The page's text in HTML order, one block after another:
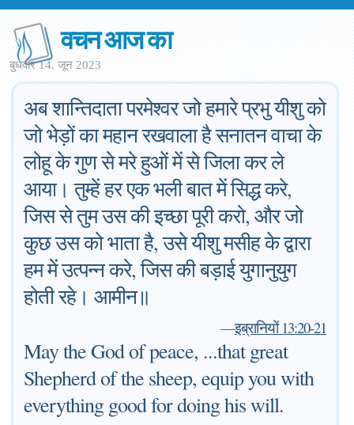
वचन आज का
बुधवार 14. जून 2023
अब शान्तिदाता परमेश्वर जो हमारे प्रभु यीशु को
जो भेड़ों का महान रखवाला है सनातन वाचा के
लोहू के गुण से मरे हुओं में से जिला कर ले
आया। तुम्हें हर एक भली बात में सिद्ध करे,
जिस से तुम उस की इच्छा पूरी करो, और जो
कुछ उस को भाता है, उसे यीशु मसीह के द्वारा
हम में उत्पन्न करे, जिस की बड़ाई युगानुयुग
होती रहे। आमीन॥
—इब्रानियों 13:20-21
May the God of peace, ...that great
Shepherd of the sheep, equip you with
everything good for doing his will.